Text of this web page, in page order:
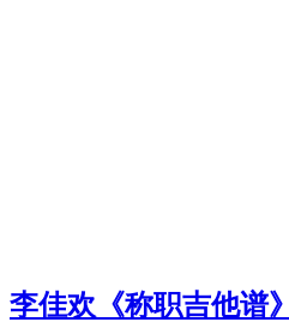
李佳欢《称职吉他谱